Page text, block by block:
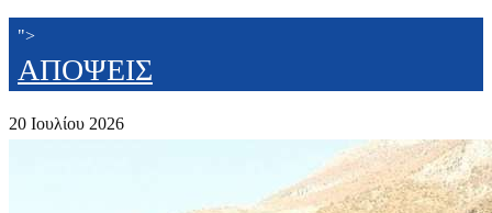
">
ΑΠΟΨΕΙΣ
20 Ιουλίου 2026